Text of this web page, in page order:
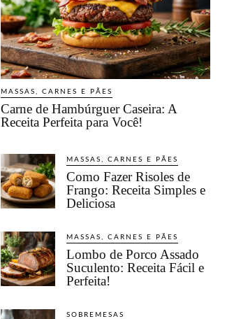
MASSAS, CARNES E PÃES
Carne de Hambúrguer Caseira: A
Receita Perfeita para Você!
MASSAS, CARNES E PÃES
Como Fazer Risoles de
Frango: Receita Simples e
Deliciosa
MASSAS, CARNES E PÃES
Lombo de Porco Assado
Suculento: Receita Fácil e
Perfeita!
SOBREMESAS